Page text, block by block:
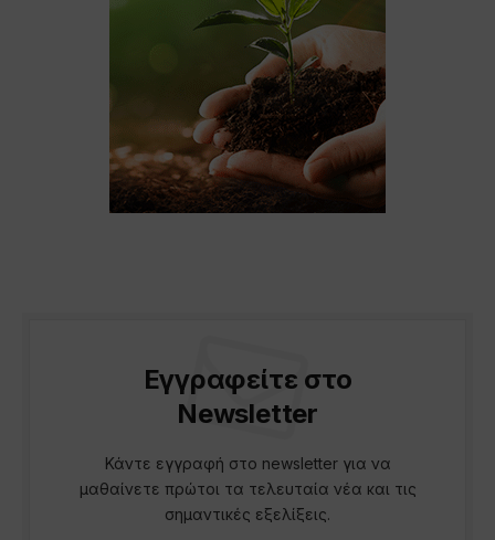
Εγγραφείτε στο
Newsletter
Κάντε εγγραφή στο newsletter για να
μαθαίνετε πρώτοι τα τελευταία νέα και τις
σημαντικές εξελίξεις.